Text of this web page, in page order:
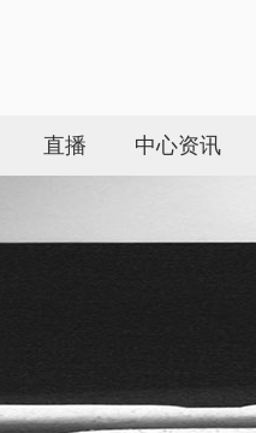
直播 中心资讯